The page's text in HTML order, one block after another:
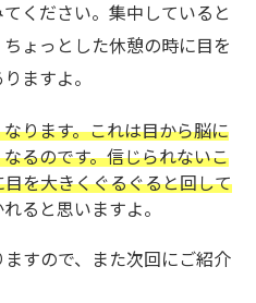
ください。集中していると
ょっとした休憩の時に目を
ますよ。
ります。これは目から脳に
るのです。信じられないこ
を大きくぐるぐると回して
ると思いますよ。
すので、また次回にご紹介